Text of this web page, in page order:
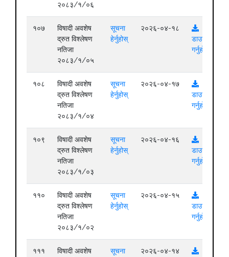
२०८३/१/०६
१०७
विषादी अवशेष
द्रुत विश्लेषण
नतिजा
२०८३/१/०५
सूचना
हेर्नुहोस्
२०२६-०४-१८
डाउनलोड
गर्नुहोस्
१०८
विषादी अवशेष
द्रुत विश्लेषण
नतिजा
२०८३/१/०४
सूचना
हेर्नुहोस्
२०२६-०४-१७
डाउनलोड
गर्नुहोस्
१०९
विषादी अवशेष
द्रुत विश्लेषण
नतिजा
२०८३/१/०३
सूचना
हेर्नुहोस्
२०२६-०४-१६
डाउनलोड
गर्नुहोस्
११०
विषादी अवशेष
द्रुत विश्लेषण
नतिजा
२०८३/१/०२
सूचना
हेर्नुहोस्
२०२६-०४-१५
डाउनलोड
गर्नुहोस्
१११
विषादी अवशेष
सूचना
२०२६-०४-१४